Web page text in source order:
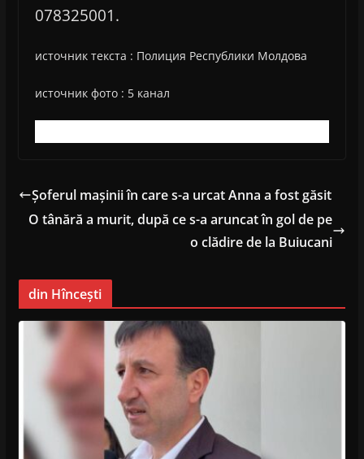
078325001.
источник текста : Полиция Республики Молдова
источник фото : 5 канал
Șoferul mașinii în care s-a urcat Anna a fost găsit
O tânără a murit, după ce s-a aruncat în gol de pe
o clădire de la Buiucani
din Hîncești